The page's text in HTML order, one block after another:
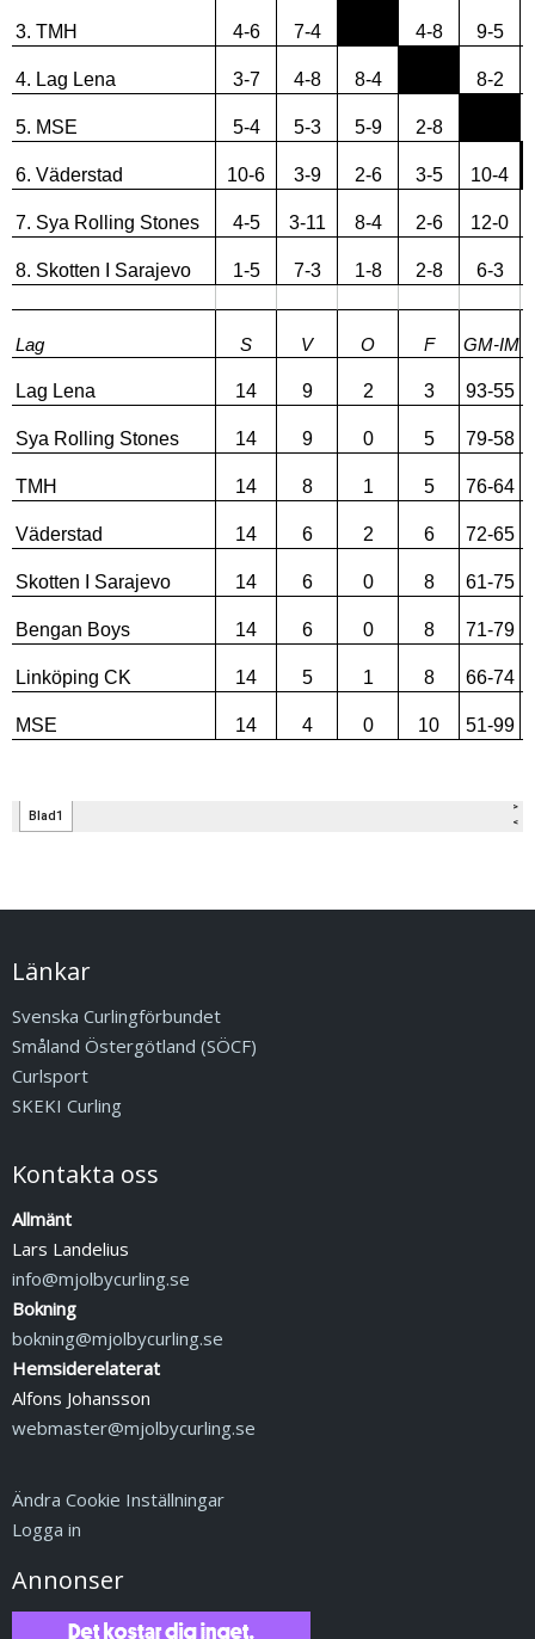
Länkar
Svenska Curlingförbundet
Småland Östergötland (SÖCF)
Curlsport
SKEKI Curling
Kontakta oss
Allmänt
Lars Landelius
info@mjolbycurling.se
Bokning
bokning@mjolbycurling.se
Hemsiderelaterat
Alfons Johansson
webmaster@mjolbycurling.se
Ändra Cookie Inställningar
Logga in
Annonser